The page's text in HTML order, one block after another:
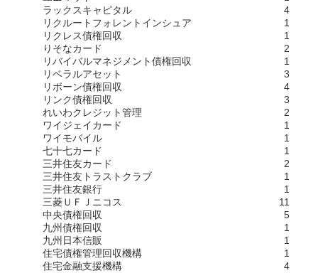
ラックスキャピタル
4
リクルートフォレントインシュア
1
リクレス債権回収
1
りそなカード
2
リバイバルマネジメント債権回収
1
リベラルアセット
3
リボーン債権回収
4
リンク債権回収
3
れいわクレジット管理
2
ワイジェイカード
1
ワイモバイル
1
七十七カード
1
三井住友カード
2
三井住友トラストクラブ
1
三井住友銀行
1
三菱ＵＦＪニコス
11
中央債権回収
5
九州債権回収
1
九州日本信販
1
住宅債権管理回収機構
1
住宅金融支援機構
4